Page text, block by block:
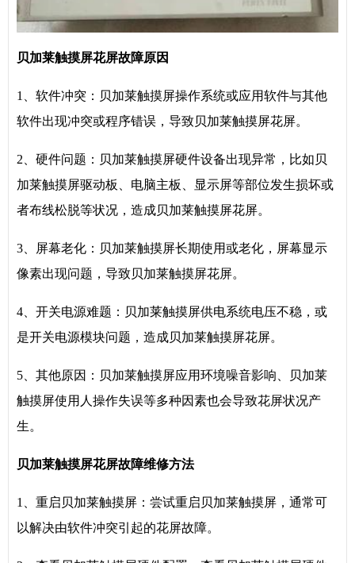
贝加莱触摸屏花屏故障原因
1、软件冲突：贝加莱触摸屏操作系统或应用软件与其他
软件出现冲突或程序错误，导致贝加莱触摸屏花屏。
2、硬件问题：贝加莱触摸屏硬件设备出现异常，比如贝
加莱触摸屏驱动板、电脑主板、显示屏等部位发生损坏或
者布线松脱等状况，造成贝加莱触摸屏花屏。
3、屏幕老化：贝加莱触摸屏长期使用或老化，屏幕显示
像素出现问题，导致贝加莱触摸屏花屏。
4、开关电源难题：贝加莱触摸屏供电系统电压不稳，或
是开关电源模块问题，造成贝加莱触摸屏花屏。
5、其他原因：贝加莱触摸屏应用环境噪音影响、贝加莱
触摸屏使用人操作失误等多种因素也会导致花屏状况产
生。
贝加莱触摸屏花屏故障维修方法
1、重启贝加莱触摸屏：尝试重启贝加莱触摸屏，通常可
以解决由软件冲突引起的花屏故障。